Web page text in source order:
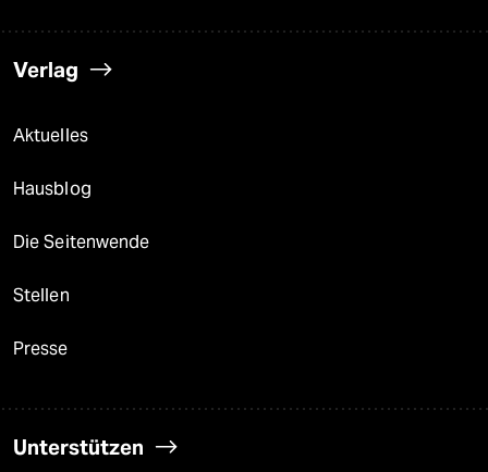
Verlag
Aktuelles
Hausblog
Die Seitenwende
Stellen
Presse
Unterstützen